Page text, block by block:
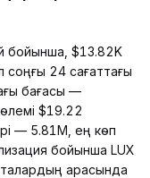
бойынша, $13.82K
24 сағаттағы
бағасы —
$19.22
— 5.81M, ең көп
бойынша LUX
арасында